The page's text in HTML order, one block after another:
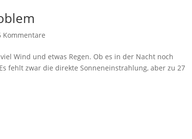
Kommentare
Wind und etwas Regen. Ob es in der Nacht noch
fehlt zwar die direkte Sonneneinstrahlung, aber zu 27